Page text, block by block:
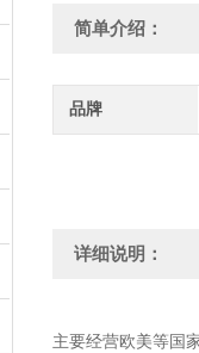
简单介绍：
品牌
详细说明：
主要经营欧美等国